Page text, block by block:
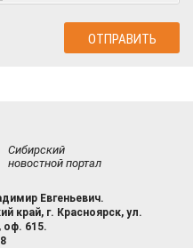
Сибирский
новостной портал
Евгеньевич.
край, г. Красноярск, ул.
615.